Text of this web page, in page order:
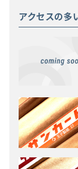
アクセスの多